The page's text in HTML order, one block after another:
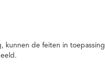
kunnen de feiten in toepassing